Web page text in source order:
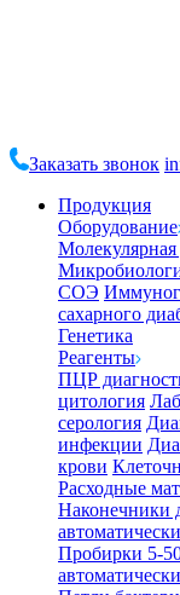
Заказать звонок
Продукция
Оборудование
Молекулярная
СОЭ
сахарного
Генетика
Реагенты
ПЦР
цитология
серология
инфекции
крови
Расходные
Наконечники
Пробирки 5-